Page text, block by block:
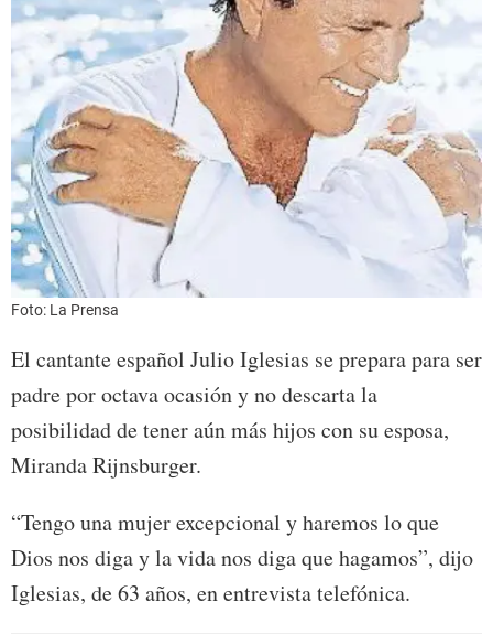
Foto: La Prensa
El cantante español Julio Iglesias se prepara para ser
padre por octava ocasión y no descarta la
posibilidad de tener aún más hijos con su esposa,
Miranda Rijnsburger.
“Tengo una mujer excepcional y haremos lo que
Dios nos diga y la vida nos diga que hagamos”, dijo
Iglesias, de 63 años, en entrevista telefónica.